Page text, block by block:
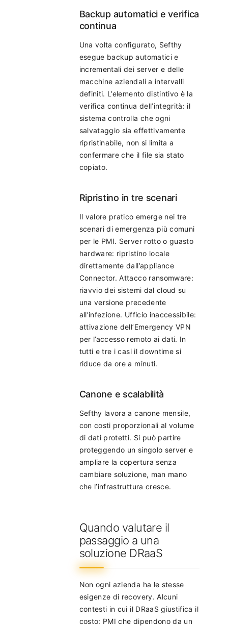
Backup automatici e verifica
continua
Una volta configurato, Sefthy
esegue backup automatici e
incrementali dei server e delle
macchine aziendali a intervalli
definiti. L’elemento distintivo è la
verifica continua dell’integrità: il
sistema controlla che ogni
salvataggio sia effettivamente
ripristinabile, non si limita a
confermare che il file sia stato
copiato.
Ripristino in tre scenari
Il valore pratico emerge nei tre
scenari di emergenza più comuni
per le PMI. Server rotto o guasto
hardware: ripristino locale
direttamente dall’appliance
Connector. Attacco ransomware:
riavvio dei sistemi dal cloud su
una versione precedente
all’infezione. Ufficio inaccessibile:
attivazione dell’Emergency VPN
per l’accesso remoto ai dati. In
tutti e tre i casi il downtime si
riduce da ore a minuti.
Canone e scalabilità
Sefthy lavora a canone mensile,
con costi proporzionali al volume
di dati protetti. Si può partire
proteggendo un singolo server e
ampliare la copertura senza
cambiare soluzione, man mano
che l’infrastruttura cresce.
Quando valutare il
passaggio a una
soluzione DRaaS
Non ogni azienda ha le stesse
esigenze di recovery. Alcuni
contesti in cui il DRaaS giustifica il
costo: PMI che dipendono da un